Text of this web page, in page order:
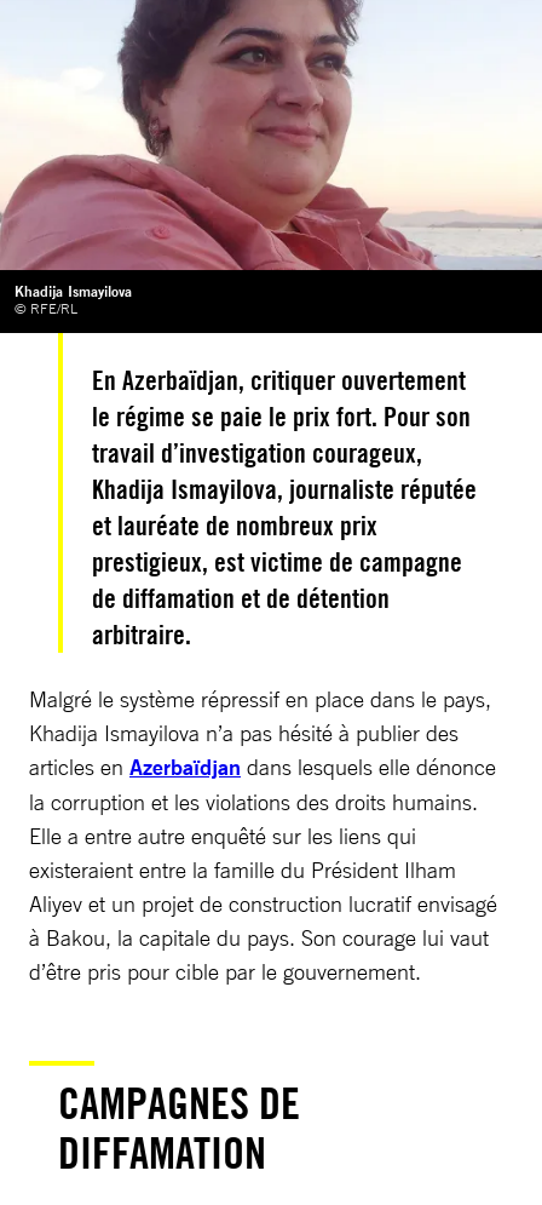
Khadija Ismayilova
© RFE/RL
En Azerbaïdjan, critiquer ouvertement
le régime se paie le prix fort. Pour son
travail d’investigation courageux,
Khadija Ismayilova, journaliste réputée
et lauréate de nombreux prix
prestigieux, est victime de campagne
de diffamation et de détention
arbitraire.
Malgré le système répressif en place dans le pays,
Khadija Ismayilova n’a pas hésité à publier des
articles en Azerbaïdjan dans lesquels elle dénonce
la corruption et les violations des droits humains.
Elle a entre autre enquêté sur les liens qui
existeraient entre la famille du Président Ilham
Aliyev et un projet de construction lucratif envisagé
à Bakou, la capitale du pays. Son courage lui vaut
d’être pris pour cible par le gouvernement.
CAMPAGNES DE
DIFFAMATION